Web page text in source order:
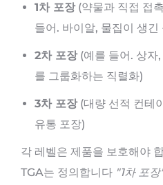
1차 포장(약물과 직접 접
들어. 바이알, 물집이 생긴
2차 포장(예를 들어. 상자,
를 그룹화하는 직렬화)
3차 포장(대량 선적 컨테
유통 포장)
각 레벨은 제품을 보호해야
TGA는 정의합니다 "1차 포장"